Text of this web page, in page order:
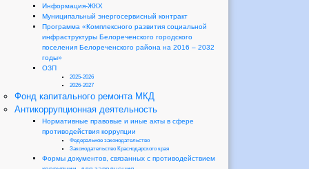
Информация-ЖКХ
Муниципальный энергосервисный контракт
Программа «Комплексного развития социальной
инфраструктуры Белореченского городского
поселения Белореченского района на 2016 – 2032
годы»
ОЗП
2025-2026
2026-2027
Фонд капитального ремонта МКД
Антикоррупционная деятельность
Нормативные правовые и иные акты в сфере
противодействия коррупции
Федеральное законодательство
Законодательство Краснодарского края
Формы документов, связанных с противодействием